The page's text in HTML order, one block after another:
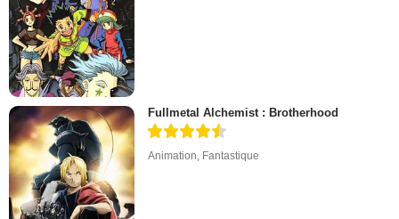
Fullmetal Alchemist : Brotherhood
Animation, Fantastique